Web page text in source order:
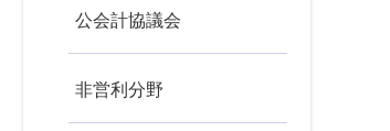
公会計協議会
非営利分野